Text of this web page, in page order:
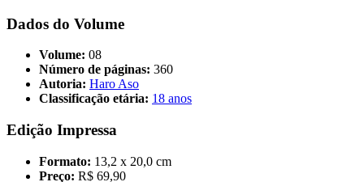
Dados do Volume
Volume: 08
Número de páginas: 360
Autoria: Haro Aso
Classificação etária: 18 anos
Edição Impressa
Formato: 13,2 x 20,0 cm
Preço: R$ 69,90